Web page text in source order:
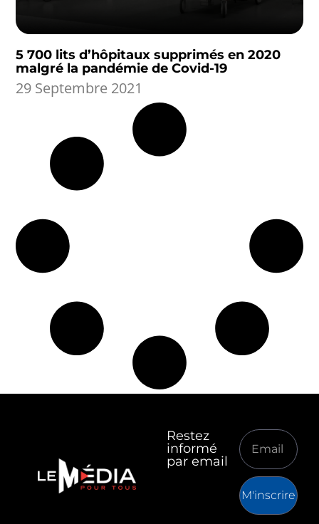
5 700 lits d’hôpitaux supprimés en 2020
malgré la pandémie de Covid-19
29 Septembre 2021
Restez
informé
par email
M'inscrire